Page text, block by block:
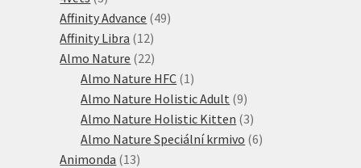
produkty
Affinity Advance 4949
Affinity Libra 1212
produktů
Almo Nature 2222
produktů
Almo Nature HFC 1 1
produkt
Almo Nature Holistic Adult 99
produktů
Almo Nature Holistic Kitten 33
produkty
Almo Nature Speciální krmivo 66
Animonda 1313